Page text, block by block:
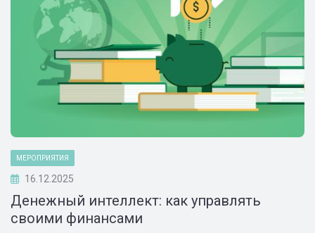
МЕРОПРИЯТИЯ
16.12.2025
Денежный интеллект: как управлять
своими финансами